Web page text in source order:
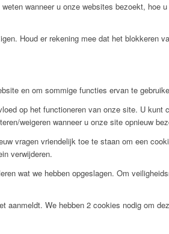
wanneer u onze websites bezoekt,
Houd er rekening mee dat het
en om sommige functies ervan te
op het functioneren van onze site. U
weigeren wanneer u onze site opnieuw
vragen vriendelijk toe te staan om een
verwijderen.
wat we hebben opgeslagen. Om
We hebben 2 cookies nodig om